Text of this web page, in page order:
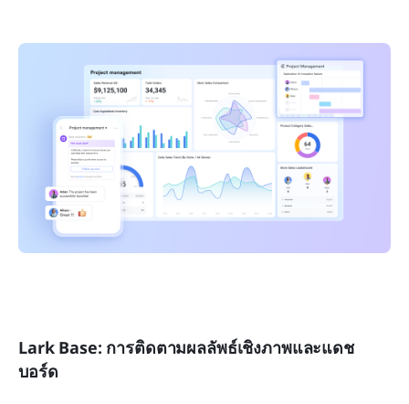
Lark Base: การติดตามผลลัพธ์เชิงภาพและแดช
บอร์ด